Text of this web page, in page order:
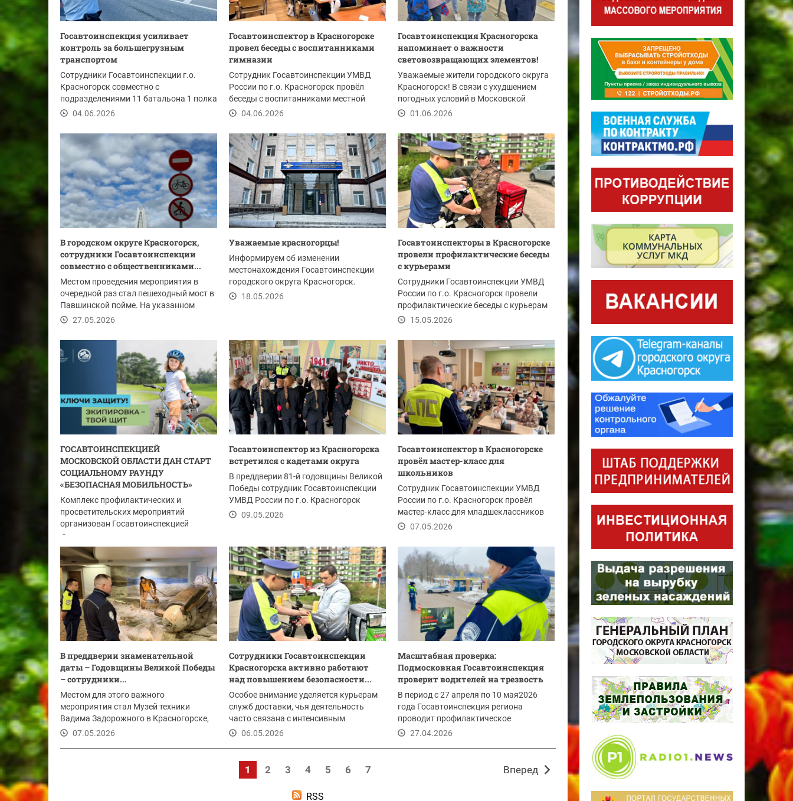
Госавтоинспекция усиливает
контроль за большегрузным
транспортом
Сотрудники Госавтоинспекции г.о.
Красногорск совместно с
подразделениями 11 батальона 1 полка
ДПС (северный)...
04.06.2026
Госавтоинспектор в Красногорске
провел беседы с воспитанниками
гимназии
Сотрудник Госавтоинспекции УМВД
России по г.о. Красногорск провёл
беседы с воспитанниками местной
гимназии на тему...
04.06.2026
Госавтоинспекция Красногорска
напоминает о важности
световозвращающих элементов!
Уважаемые жители городского округа
Красногорск! В связи с ухудшением
погодных условий в Московской
области, а...
01.06.2026
В городском округе Красногорск,
сотрудники Госавтоинспекции
совместно с общественниками...
Местом проведения мероприятия в
очередной раз стал пешеходный мост в
Павшинской пойме. На указанном
участке моста...
27.05.2026
Уважаемые красногорцы!
Информируем об изменении
местонахождения Госавтоинспекции
городского округа Красногорск.
18.05.2026
Госавтоинспекторы в Красногорске
провели профилактические беседы
с курьерами
Сотрудники Госавтоинспекции УМВД
России по г.о. Красногорск провели
профилактические беседы с курьерам
служб...
15.05.2026
ГОСАВТОИНСПЕКЦИЕЙ
МОСКОВСКОЙ ОБЛАСТИ ДАН СТАРТ
СОЦИАЛЬНОМУ РАУНДУ
«БЕЗОПАСНАЯ МОБИЛЬНОСТЬ»
Комплекс профилактических и
просветительских мероприятий
организован Госавтоинспекцией
Подмосковья совместно с...
Госавтоинспектор из Красногорска
встретился с кадетами округа
В преддверии 81-й годовщины Великой
Победы сотрудник Госавтоинспекции
УМВД России по г.о. Красногорск
прочитал лекцию...
09.05.2026
Госавтоинспектор в Красногорске
провёл мастер-класс для
школьников
Сотрудник Госавтоинспекции УМВД
России по г.о. Красногорск провёл
мастер-класс для младшеклассников
одной из школ...
07.05.2026
В преддверии знаменательной
даты – Годовщины Великой Победы
– сотрудники...
Местом для этого важного
мероприятия стал Музей техники
Вадима Задорожного в Красногорске,
где представлены...
07.05.2026
Сотрудники Госавтоинспекции
Красногорска активно работают
над повышением безопасности...
Особое внимание уделяется курьерам
служб доставки, чья деятельность
часто связана с интенсивным
передвижением по...
06.05.2026
Масштабная проверка:
Подмосковная Госавтоинспекция
проверит водителей на трезвость
В период с 27 апреля по 10 мая2026
года Госавтоинспекция региона
проводит профилактическое
мероприятие «Нетрезвый...
27.04.2026
1 2 3 4 5 6 7 Вперед
RSS